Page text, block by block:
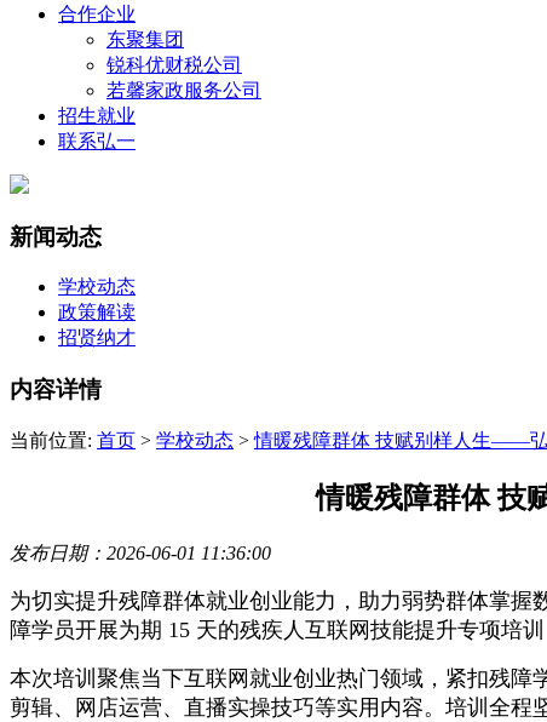
合作企业
东聚集团
锐科优财税公司
若馨家政服务公司
招生就业
联系弘一
新闻动态
学校动态
政策解读
招贤纳才
内容详情
当前位置: 首页 > 学校动态 >情暖残障群体 技赋别样人生——
情暖残障群体 技
发布日期：2026-06-01 11:36:00
为切实提升残障群体就业创业能力，助力弱势群体掌握
障学员开展为期 15 天的残疾人互联网技能提升专项培
本次培训聚焦当下互联网就业创业热门领域，紧扣残
剪辑、网店运营、直播实操技巧等实用内容。培训全